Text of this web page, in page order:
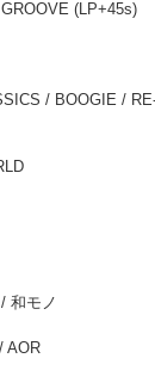
(LP+45s)
/ BOOGIE /
和モノ
AOR